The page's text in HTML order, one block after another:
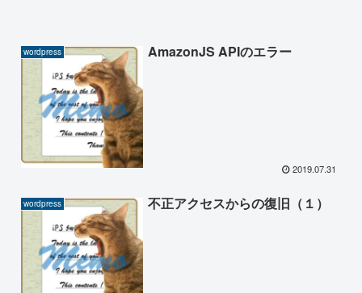
wordpress AmazonJS APIのエラー
2019.07.31
wordpress 不正アクセスからの復旧（１）